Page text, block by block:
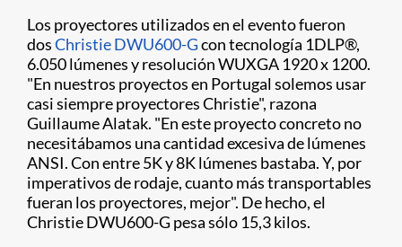
Los proyectores utilizados en el evento fueron
dosChristie DWU600-Gcon tecnología 1DLP®,
6.050 lúmenes y resolución WUXGA 1920 x 1200.
"En nuestros proyectos en Portugal solemos usar
casi siempre proyectores Christie", razona
Guillaume Alatak. "En este proyecto concreto no
necesitábamos una cantidad excesiva de lúmenes
ANSI. Con entre 5K y 8K lúmenes bastaba. Y, por
imperativos de rodaje, cuanto más transportables
fueran los proyectores, mejor". De hecho, el
Christie DWU600-G pesa sólo 15,3 kilos.